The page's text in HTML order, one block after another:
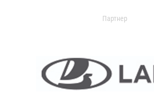
Партнер